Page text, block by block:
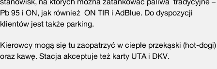
Pb 95 i ON, jak również ON TIR i AdBlue. Do dyspozycji
klientów jest także parking.
Kierowcy mogą się tu zaopatrzyć w ciepłe przekąski (hot-dogi)
oraz kawę. Stacja akceptuje też karty UTA i DKV.